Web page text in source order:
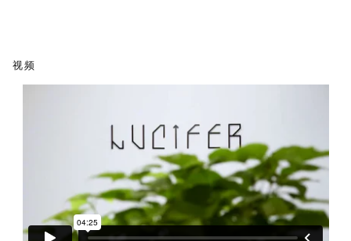
视频